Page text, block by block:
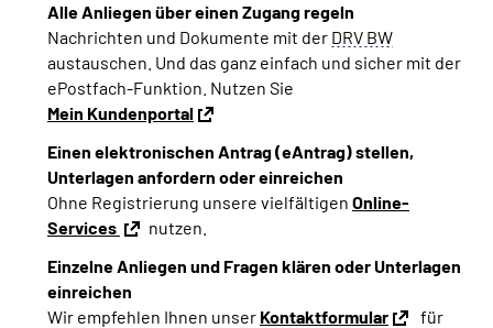
Presse
Über uns
Inhalte in Gebärdensprache (DGS)
Leichte Sprache
Suche
Alle Anliegen über einen Zugang regeln
Nachrichten und Dokumente mit der DRV BW
austauschen. Und das ganz einfach und sicher mit der
ePostfach-Funktion. Nutzen Sie
Mein Kundenportal
Einen elektronischen Antrag (eAntrag) stellen,
Unterlagen anfordern oder einreichen
Ohne Registrierung unsere vielfältigen Online-
Services
nutzen.
Einzelne Anliegen und Fragen klären oder Unterlagen
einreichen
Wir empfehlen Ihnen unser Kontaktformular
für